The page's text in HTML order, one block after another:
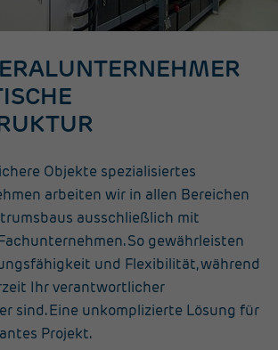
Objekte spezialisiertes
arbeiten wir in allen Bereichen
ausschließlich mit
So gewährleisten
und Flexibilität, während
Ihr verantwortlicher
sind. Eine unkomplizierte Lösung für
Projekt.